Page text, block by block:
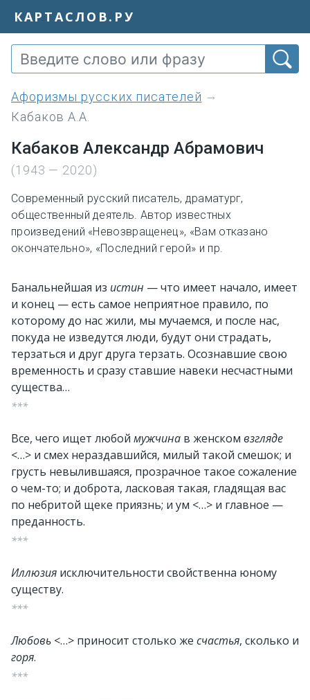
КАРТАСЛОВ.РУ
Афоризмы русских писателей
Кабаков А.А.
Кабаков Александр Абрамович
(1943 — 2020)
Современный русский писатель, драматург,
общественный деятель. Автор известных
произведений «Невозвращенец», «Вам отказано
окончательно», «Последний герой» и пр.
Банальнейшая из истин — что имеет начало, имеет
и конец — есть самое неприятное правило, по
которому до нас жили, мы мучаемся, и после нас,
покуда не изведутся люди, будут они страдать,
терзаться и друг друга терзать. Осознавшие свою
временность и сразу ставшие навеки несчастными
существа…
***
Все, чего ищет любой мужчина в женском взгляде
<…> и смех нераздавшийся, милый такой смешок; и
грусть невылившаяся, прозрачное такое сожаление
о чем-то; и доброта, ласковая такая, гладящая вас
по небритой щеке приязнь; и ум <…> и главное —
преданность.
***
Иллюзия исключительности свойственна юному
существу.
***
Любовь <…> приносит столько же счастья, сколько и
горя.
***